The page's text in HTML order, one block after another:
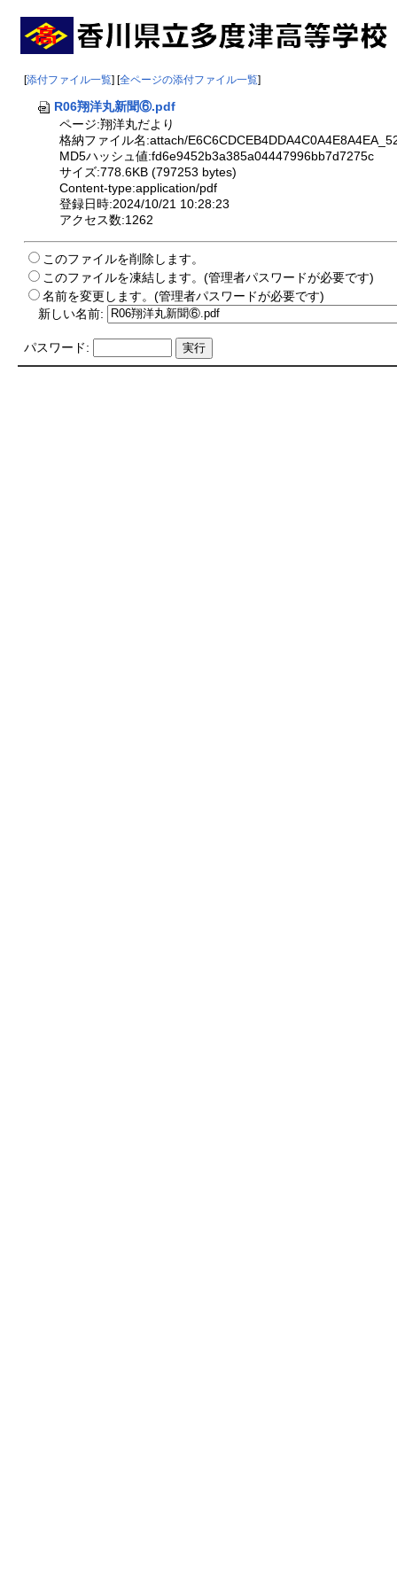
[添付ファイル一覧] [全ページの添付ファイル一覧]
R06翔洋丸新聞⑥.pdf
ページ:翔洋丸だより
格納ファイル名:attach/
MD5ハッシュ値:fd6e9452b3a385a04447996bb7d7275c
サイズ:778.6KB (797253 bytes)
Content-type:application/pdf
登録日時:2024/10/21 10:28:23
アクセス数:1262
このファイルを削除します。
このファイルを凍結します。(管理者パスワードが必要です)
名前を変更します。(管理者パスワードが必要です)
新しい名前:
パスワード: